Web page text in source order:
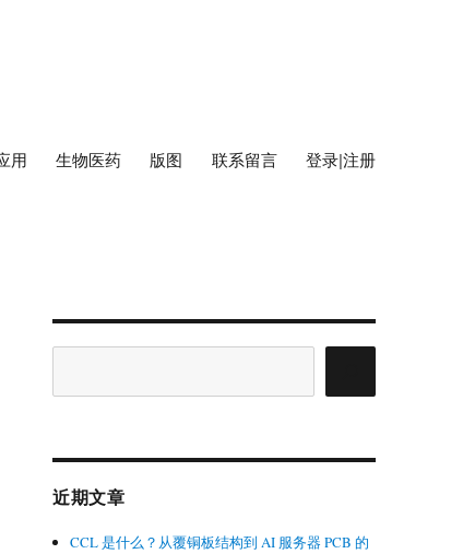
用 生物医药 版图 联系留言 登录|注册
近期文章
CCL 是什么？从覆铜板结构到 AI 服务器 PCB 的